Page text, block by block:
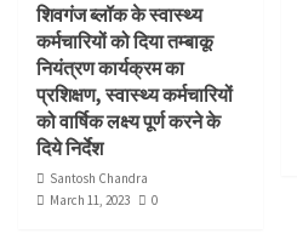
शिवगंज ब्लॉक के स्वास्थ्य
कर्मचारियों को दिया तम्बाकू
नियंत्रण कार्यक्रम का
प्रशिक्षण, स्वास्थ्य कर्मचारियों
को वार्षिक लक्ष्य पूर्ण करने के
दिये निर्देश
Santosh Chandra
March 11, 2023
0